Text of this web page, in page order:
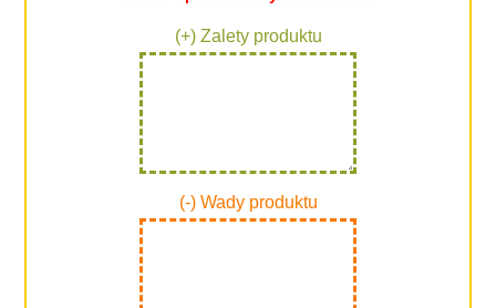
(+) Zalety produktu
(-) Wady produktu